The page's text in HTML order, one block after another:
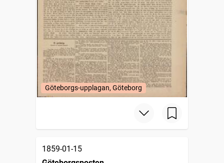
Göteborgs-upplagan, Göteborg
1859-01-15